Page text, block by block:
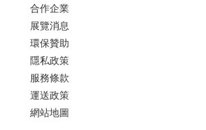
合作企業
展覽消息
環保贊助
隱私政策
服務條款
運送政策
網站地圖